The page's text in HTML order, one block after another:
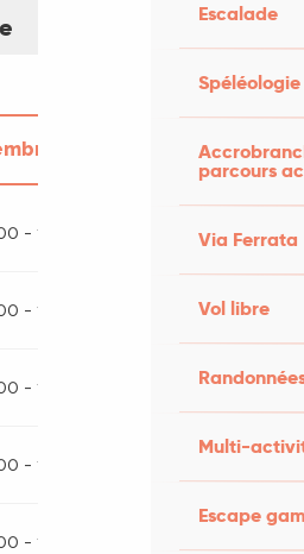
Escalade
Spéléologie
parcours
Via Ferrata
Vol libre
Multi-
Escape
2026
- 18:00
- 18:00
- 18:00
- 18:00
- 18:00